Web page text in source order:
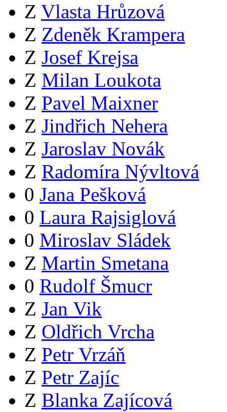
Z Vlasta Hrůzová
Z Zdeněk Krampera
Z Josef Krejsa
Z Milan Loukota
Z Pavel Maixner
Z Jindřich Nehera
Z Jaroslav Novák
Z Radomíra Nývltová
0 Jana Pešková
0 Laura Rajsiglová
0 Miroslav Sládek
Z Martin Smetana
0 Rudolf Šmucr
Z Jan Vik
Z Oldřich Vrcha
Z Petr Vrzáň
Z Petr Zajíc
Z Blanka Zajícová